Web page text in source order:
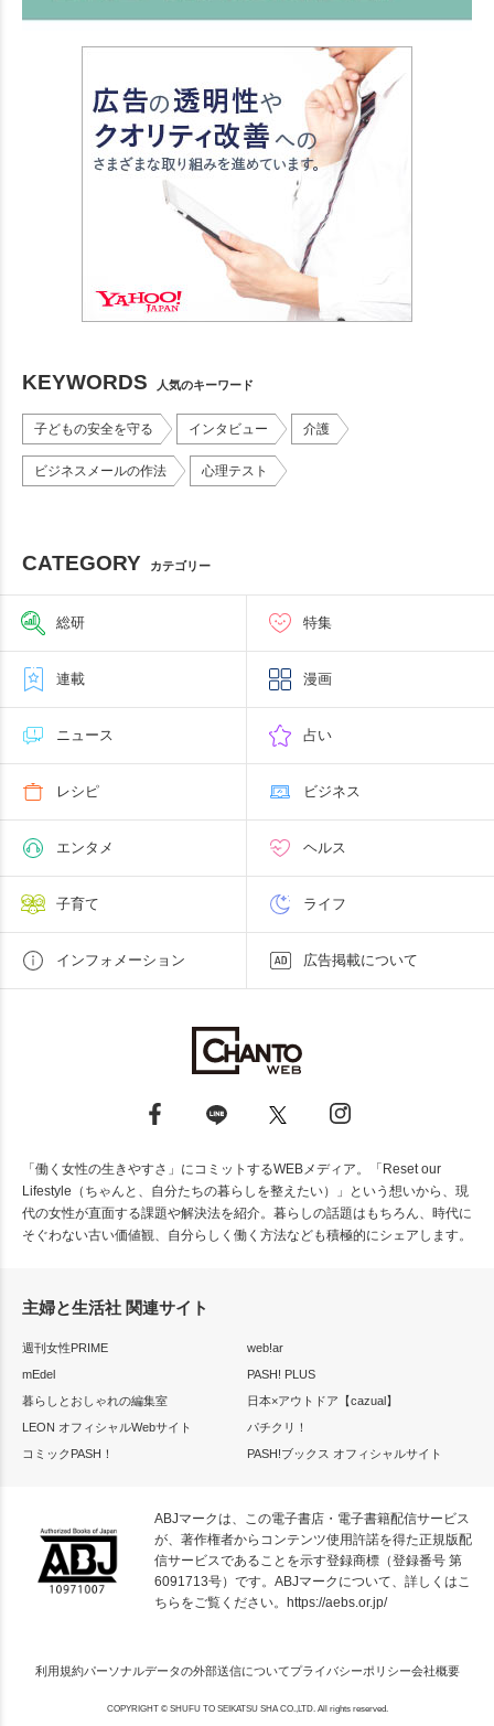
KEYWORDS 人気のキーワード
子どもの安全を守る インタビュー 介護
ビジネスメールの作法 心理テスト
CATEGORY カテゴリー
総研 特集
連載 漫画
ニュース 占い
レシピ ビジネス
エンタメ ヘルス
子育て ライフ
インフォメーション 広告掲載について
「働く女性の生きやすさ」にコミットするWEBメディア。「Reset our
Lifestyle（ちゃんと、自分たちの暮らしを整えたい）」という想いから、現
代の女性が直面する課題や解決法を紹介。暮らしの話題はもちろん、時代に
そぐわない古い価値観、自分らしく働く方法なども積極的にシェアします。
主婦と生活社 関連サイト
週刊女性PRIME
web!ar
mEdel
PASH! PLUS
暮らしとおしゃれの編集室
日本×アウトドア【cazual】
LEON オフィシャルWebサイト
パチクリ！
コミックPASH！
PASH!ブックス オフィシャルサイト
ABJマークは、この電子書店・電子書籍配信サービス
が、著作権者からコンテンツ使用許諾を得た正規版配
信サービスであることを示す登録商標（登録番号 第
6091713号）です。ABJマークについて、詳しくはこ
ちらをご覧ください。 https://aebs.or.jp/
利用規約パーソナルデータの外部送信についてプライバシーポリシー会社概要
COPYRIGHT © SHUFU TO SEIKATSU SHA CO.,LTD. All rights reserved.